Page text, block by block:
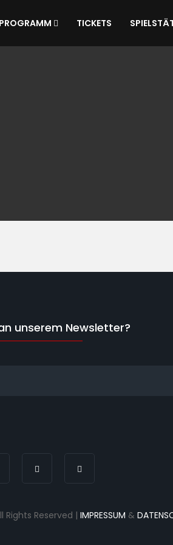
PROGRAMM TICKETS
unserem Newsletter?
Rights Reserved | IMPRESSUM &